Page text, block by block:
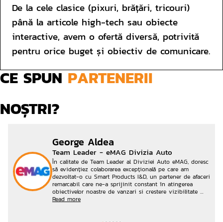
De la cele clasice (pixuri, brățări, tricouri)
până la articole high-tech sau obiecte
interactive, avem o ofertă diversă, potrivită
pentru orice buget și obiectiv de comunicare.
CE SPUN PARTENERII
NOȘTRI?
În calitate de Team Leader al Diviziei Auto eMAG, doresc
să evidențiez colaborarea excepțională pe care am
dezvoltat-o cu Smart Products I&D, un partener de afaceri
remarcabil care ne-a sprijinit constant în atingerea
obiectivelor noastre de vanzari si crestere vizibilitate
intr-un mediu concurential foarte puternic.
Read more
George Aldea
Team Leader - eMAG Divizia Auto